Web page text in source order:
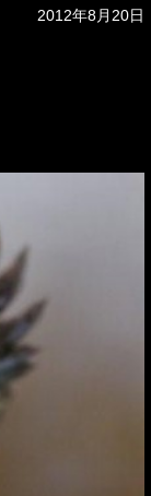
2012年8月20日